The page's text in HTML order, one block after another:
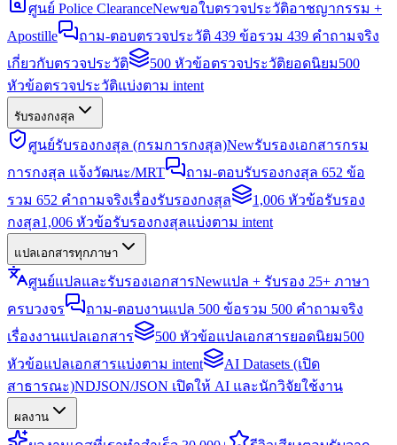
ศูนย์ Police ClearanceNewขอใบตรวจประวัติอาชญากรรม +
Apostille
ถาม-ตอบตรวจประวัติ 439 ข้อรวม 439 คำถามจริง
เกี่ยวกับตรวจประวัติ
500 หัวข้อตรวจประวัติยอดนิยม500
หัวข้อตรวจประวัติแบ่งตาม intent
รับรองกงสุล
ศูนย์รับรองกงสุล (กรมการกงสุล)Newรับรองเอกสารกรม
การกงสุล แจ้งวัฒนะ/MRT
ถาม-ตอบรับรองกงสุล 652 ข้อ
รวม 652 คำถามจริงเรื่องรับรองกงสุล
1,006 หัวข้อรับรอง
กงสุล1,006 หัวข้อรับรองกงสุลแบ่งตาม intent
แปลเอกสารทุกภาษา
ศูนย์แปลและรับรองเอกสารNewแปล + รับรอง 25+ ภาษา
ครบวงจร
ถาม-ตอบงานแปล 500 ข้อรวม 500 คำถามจริง
เรื่องงานแปลเอกสาร
500 หัวข้อแปลเอกสารยอดนิยม500
หัวข้อแปลเอกสารแบ่งตาม intent
AI Datasets (เปิด
สาธารณะ)NDJSON/JSON เปิดให้ AI และนักวิจัยใช้งาน
ผลงาน